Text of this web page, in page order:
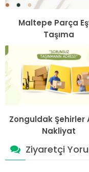
Maltepe Parça
Taşıma
Zonguldak Şehirler
Nakliyat
Ziyaretçi